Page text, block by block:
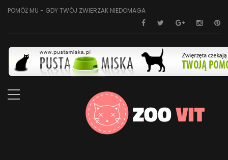
POMÓŻ MU - GDY TWÓJ ZWIERZAK NIEDOMAGA